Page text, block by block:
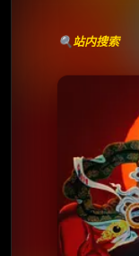
🔍站内搜索
收藏
⭐️